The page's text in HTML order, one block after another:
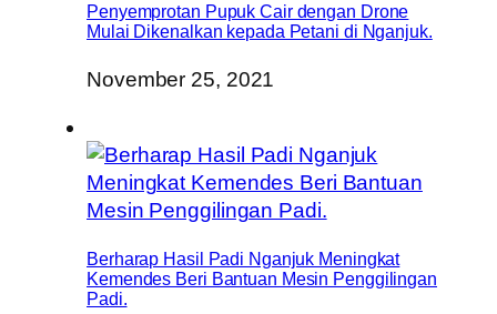
Penyemprotan Pupuk Cair dengan Drone
Mulai Dikenalkan kepada Petani di Nganjuk.
November 25, 2021
Berharap Hasil Padi Nganjuk Meningkat
Kemendes Beri Bantuan Mesin Penggilingan
Padi.